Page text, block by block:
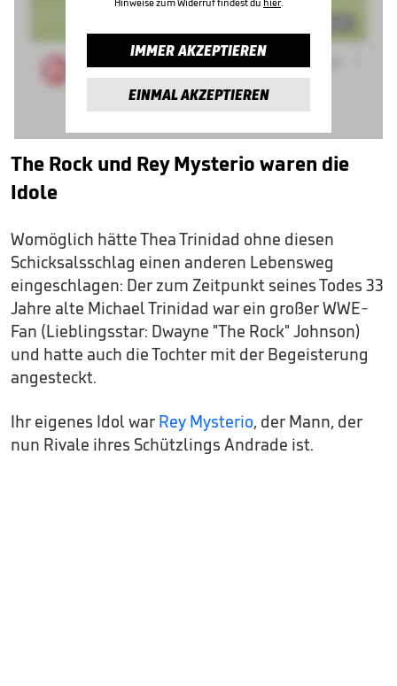
IMMER AKZEPTIEREN
EINMAL AKZEPTIEREN
The Rock und Rey Mysterio waren die
Idole
Womöglich hätte Thea Trinidad ohne diesen
Schicksalsschlag einen anderen Lebensweg
eingeschlagen: Der zum Zeitpunkt seines Todes 33
Jahre alte Michael Trinidad war ein großer WWE-
Fan (Lieblingsstar: Dwayne "The Rock" Johnson)
und hatte auch die Tochter mit der Begeisterung
angesteckt.
Ihr eigenes Idol war Rey Mysterio, der Mann, der
nun Rivale ihres Schützlings Andrade ist.